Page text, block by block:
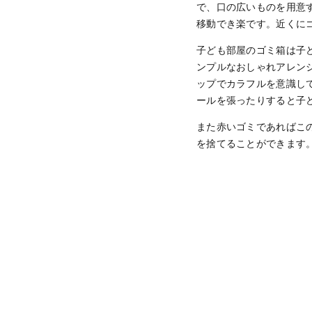
で、口の広いものを用意
移動でき楽です。近くに
子ども部屋のゴミ箱は子
ンプルなおしゃれアレン
ップでカラフルを意識し
ールを張ったりすると子
また赤いゴミであればこ
を捨てることができます。